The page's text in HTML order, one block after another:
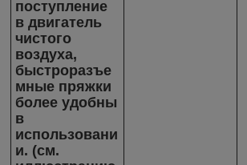
поступление
в двигатель
чистого
воздуха,
быстроразъе
мные пряжки
более удобны
в
использовани
и. (см.